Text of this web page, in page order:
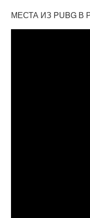
МЕСТА ИЗ PUBG В